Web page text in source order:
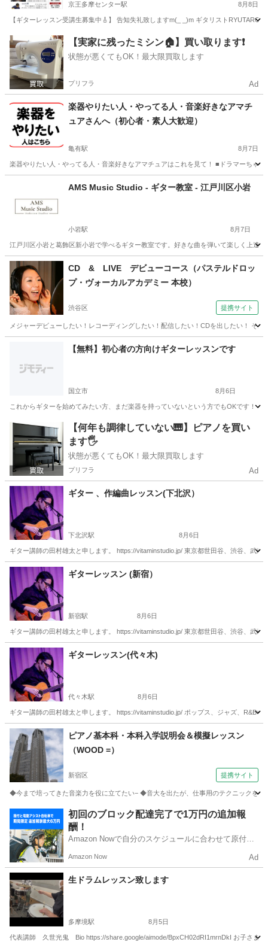
京王多摩センター駅 8月8日
【ギターレッスン受講生募集中🎸】 告知失礼致しますm(_ _)m ギタリスト
多摩市 京王多摩センター駅 ギター レッスン
【実家に残ったミシン🏠】買い取ります❗️
状態が悪くてもOK！最大限買取します
プリフラ Ad
楽器やりたい人・やってる人・音楽好きなアマチ
ュアさんへ（初心者・素人大歓迎）
亀有駅 8月7日
楽器やりたい人・やってる人・音楽好きなアマチュアはこれを見て！ ■ドラマーちゃ
セッション
AMS Music Studio - ギター教室 - 江戸川区小岩
小岩駅 8月7日
江戸川区小岩と葛飾区新小岩で学べるギター教室です。好きな曲を弾いて楽しく上達
東京 江戸川区 CD & LIVE デビューコース（パステルドロッ
プ・ヴォーカルアカデミー 本校）
渋谷区 提携サイト
メジャーデビューしたい！レコーディングしたい！配信したい！CDを出したい！ そ
ボーカル
【無料】初心者の方向けギターレッスンです
国立市 8月6日
これからギターを始めてみたい方、まだ楽器を持っていないという方でもOKです！
東京 国立市 ギター 初心者
【何年も調律していない🎹】ピアノを買い
ます🖐️
状態が悪くてもOK！最大限買取します
プリフラ Ad
ギター 、作編曲レッスン(下北沢）
下北沢駅 8月6日
ギター講師の田村雄太と申します。 https://vitaminstudio.jp/ 東京都世田谷、渋谷、武
東京 世田谷区 ギター
ギターレッスン (新宿）
新宿駅 8月6日
ギター講師の田村雄太と申します。 https://vitaminstudio.jp/ 東京都世田谷、渋谷、武
東京 新宿区 新宿駅 作編曲
ギターレッスン(代々木)
代々木駅 8月6日
ギター講師の田村雄太と申します。 https://vitaminstudio.jp/ ポップス、ジャズ、R&B
東京 渋谷区 代々木駅 音楽 スタジオ
ピアノ基本科・本科入学説明会＆模擬レッスン
（WOOD =）
新宿区 提携サイト
◆今まで培ってきた音楽力を役に立てたい− ◆音大を出たが、仕事用のテクニックを
ピアノ
初回のブロック配達完了で1万円の追加報
酬！
Amazon Nowで自分のスケジュールに合わせて原付や
う！
Amazon Now Ad
生ドラムレッスン致します
多摩境駅 8月5日
代表講師 久世光鬼 Bio https://share.google/aimode/BpxCH02dRI1mrnDkI お子さま